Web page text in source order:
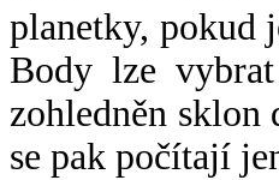
planetky, pokud
Body lze
zohledněn
se pak počítají